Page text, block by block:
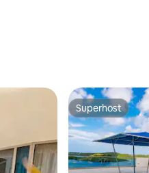
Superhost
Superhost